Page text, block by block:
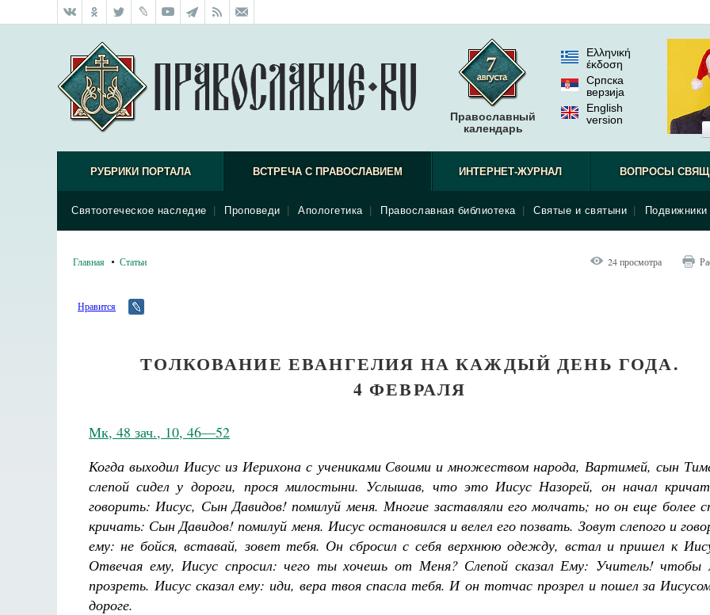
Православный
календарь
Ελληνική
έκδοση
Српска
верзиjа
English
version
РУБРИКИ ПОРТАЛА ВСТРЕЧА С ПРАВОСЛАВИЕМ
Святоотеческое наследие Проповеди Апологетика Православная библиотека Святые и святыни Подвижники
ИНТЕРНЕТ-ЖУРНАЛ ВОПРОСЫ
Главная Статьи 24 просмотра
Нравится
ТОЛКОВАНИЕ ЕВАНГЕЛИЯ НА КАЖДЫЙ ДЕНЬ ГОДА.
4 ФЕВРАЛЯ
Мк, 48 зач., 10, 46—52
Когда выходил Иисус из Иерихона с учениками Своими и множеством народа, Вартимей, сын
слепой сидел у дороги, прося милостыни. Услышав, что это Иисус Назорей, он начал
говорить: Иисус, Сын Давидов! помилуй меня. Многие заставляли его молчать; но он еще более
кричать: Сын Давидов! помилуй меня. Иисус остановился и велел его позвать. Зовут слепого и
ему: не бойся, вставай, зовет тебя. Он сбросил с себя верхнюю одежду, встал и пришел к
Отвечая ему, Иисус спросил: чего ты хочешь от Меня? Слепой сказал Ему: Учитель! чтобы
прозреть. Иисус сказал ему: иди, вера твоя спасла тебя. И он тотчас прозрел и пошел за
дороге.